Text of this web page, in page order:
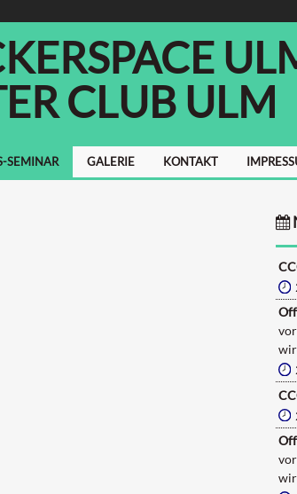
CLUB ULM
SEMINAR GALERIE KONTAKT